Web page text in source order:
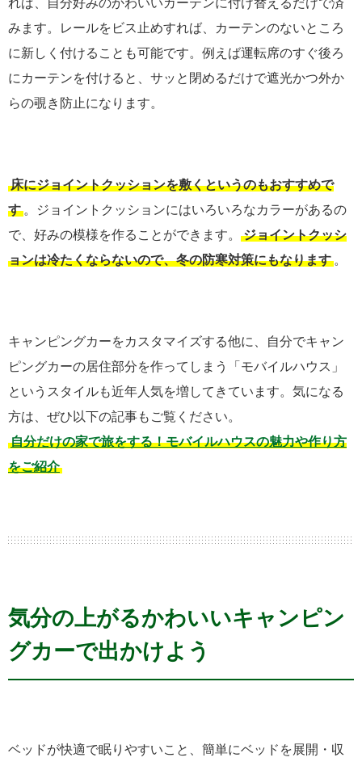
れば、自分好みのかわいいカーテンに付け替えるだけで済
みます。レールをビス止めすれば、カーテンのないところ
に新しく付けることも可能です。例えば運転席のすぐ後ろ
にカーテンを付けると、サッと閉めるだけで遮光かつ外か
らの覗き防止になります。
床にジョイントクッションを敷くというのもおすすめで
す 。ジョイントクッションにはいろいろなカラーがあるの
で、好みの模様を作ることができます。
ジョイントクッシ
ョンは冷たくならないので、冬の防寒対策にもなります 。
キャンピングカーをカスタマイズする他に、自分でキャン
ピングカーの居住部分を作ってしまう「モバイルハウス」
というスタイルも近年人気を増してきています。気になる
方は、ぜひ以下の記事もご覧ください。
自分だけの家で旅をする！モバイルハウスの魅力や作り方
をご紹介
気分の上がるかわいいキャンピン
グカーで出かけよう
ベッドが快適で眠りやすいこと、簡単にベッドを展開・収